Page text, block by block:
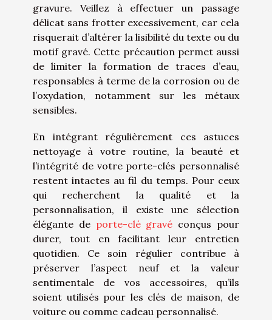
gravure. Veillez à effectuer un passage
délicat sans frotter excessivement, car cela
risquerait d’altérer la lisibilité du texte ou du
motif gravé. Cette précaution permet aussi
de limiter la formation de traces d’eau,
responsables à terme de la corrosion ou de
l’oxydation, notamment sur les métaux
sensibles.
En intégrant régulièrement ces astuces
nettoyage à votre routine, la beauté et
l’intégrité de votre porte-clés personnalisé
restent intactes au fil du temps. Pour ceux
qui recherchent la qualité et la
personnalisation, il existe une sélection
élégante de porte-clé gravé conçus pour
durer, tout en facilitant leur entretien
quotidien. Ce soin régulier contribue à
préserver l’aspect neuf et la valeur
sentimentale de vos accessoires, qu’ils
soient utilisés pour les clés de maison, de
voiture ou comme cadeau personnalisé.